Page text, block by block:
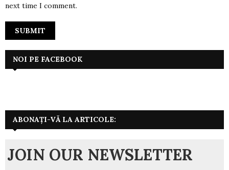
next time I comment.
NOI PE FACEBOOK
ABONAȚI-VĂ LA ARTICOLE:
JOIN OUR NEWSLETTER